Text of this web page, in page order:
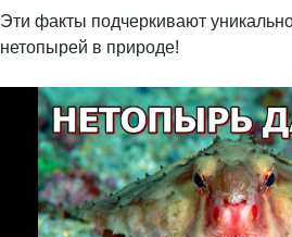
Эти факты подчеркивают
нетопырей в природе!